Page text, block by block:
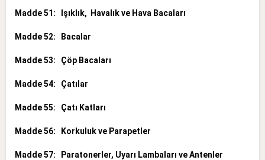
Madde 51: Işıklık, Havalık ve Hava Bacaları
Madde 52: Bacalar
Madde 53: Çöp Bacaları
Madde 54: Çatılar
Madde 55: Çatı Katları
Madde 56: Korkuluk ve Parapetler
Madde 57: Paratonerler, Uyarı Lambaları ve Antenler